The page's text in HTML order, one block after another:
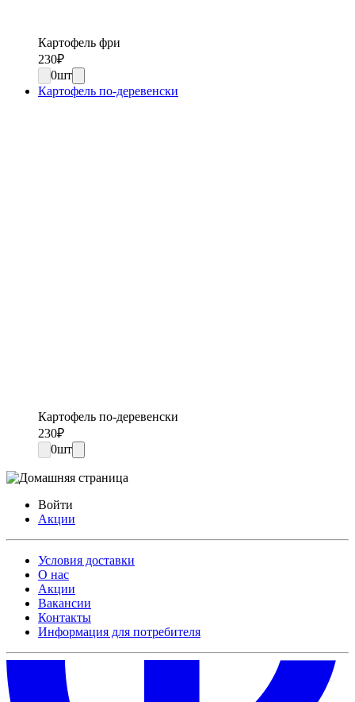
Картофель фри
230₽
0шт
Картофель по-деревенски
Картофель по-деревенски
230₽
0шт
Войти
Акции
Условия доставки
О нас
Акции
Вакансии
Контакты
Информация для потребителя